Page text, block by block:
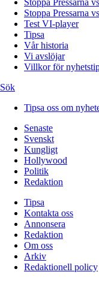
Stoppa Pressarna
Stoppa Pressarna
Test VI-player
Tipsa
Vår historia
Vi avslöjar
Villkor för
Sök
Tipsa oss om
Senaste
Svenskt
Kungligt
Hollywood
Politik
Redaktion
Tipsa
Kontakta oss
Annonsera
Redaktion
Om oss
Arkiv
Redaktionell policy